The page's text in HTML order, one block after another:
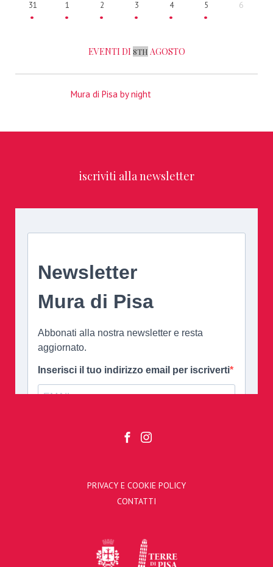
31 1 2 3 4 5 6
EVENTI DI 8TH AGOSTO
Mura di Pisa by night
iscriviti alla newsletter
PRIVACY E COOKIE POLICY
CONTATTI